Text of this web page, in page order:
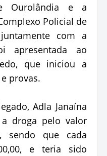
Ourolândia e a
Policial de
com a
apresentada ao
que iniciou a
provas.
Adla Janaína
droga pelo valor
sendo que cada
e teria sido